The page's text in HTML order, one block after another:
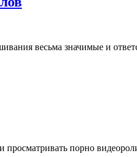
весьма значимые и
порно